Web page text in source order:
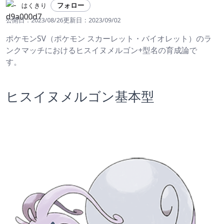
はくきり フォロー
公開日：2023/08/26更新日： 2023/09/02
ポケモンSV（ポケモン スカーレット・バイオレット）のラ
ンクマッチにおけるヒスイヌメルゴン+型名の育成論で
す。
ヒスイヌメルゴン基本型